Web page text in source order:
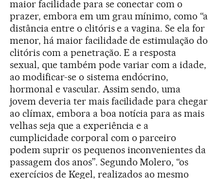
maior facilidade para se conectar com o
prazer, embora em um grau mínimo, como “a
distância entre o clitóris e a vagina. Se ela for
menor, há maior facilidade de estimulação do
clitóris com a penetração. E a resposta
sexual, que também pode variar com a idade,
ao modificar-se o sistema endócrino,
hormonal e vascular. Assim sendo, uma
jovem deveria ter mais facilidade para chegar
ao clímax, embora a boa notícia para as mais
velhas seja que a experiência e a
cumplicidade corporal com o parceiro
podem suprir os pequenos inconvenientes da
passagem dos anos”. Segundo Molero, “os
exercícios de Kegel, realizados ao mesmo